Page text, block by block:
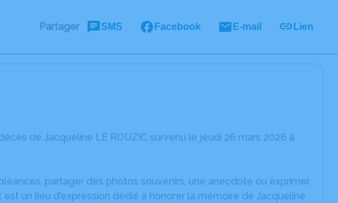
Partager SMS Facebook E-mail Lien
de Jacqueline LE ROUZIC survenu le jeudi 26 mars 2026 à
partager des photos souvenirs, une anecdote ou exprimer
un lieu d'expression dédié à honorer la mémoire de Jacqueline